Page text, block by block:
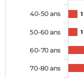
1
1
40-50 ans
50-60 ans
60-70 ans
70-80 ans